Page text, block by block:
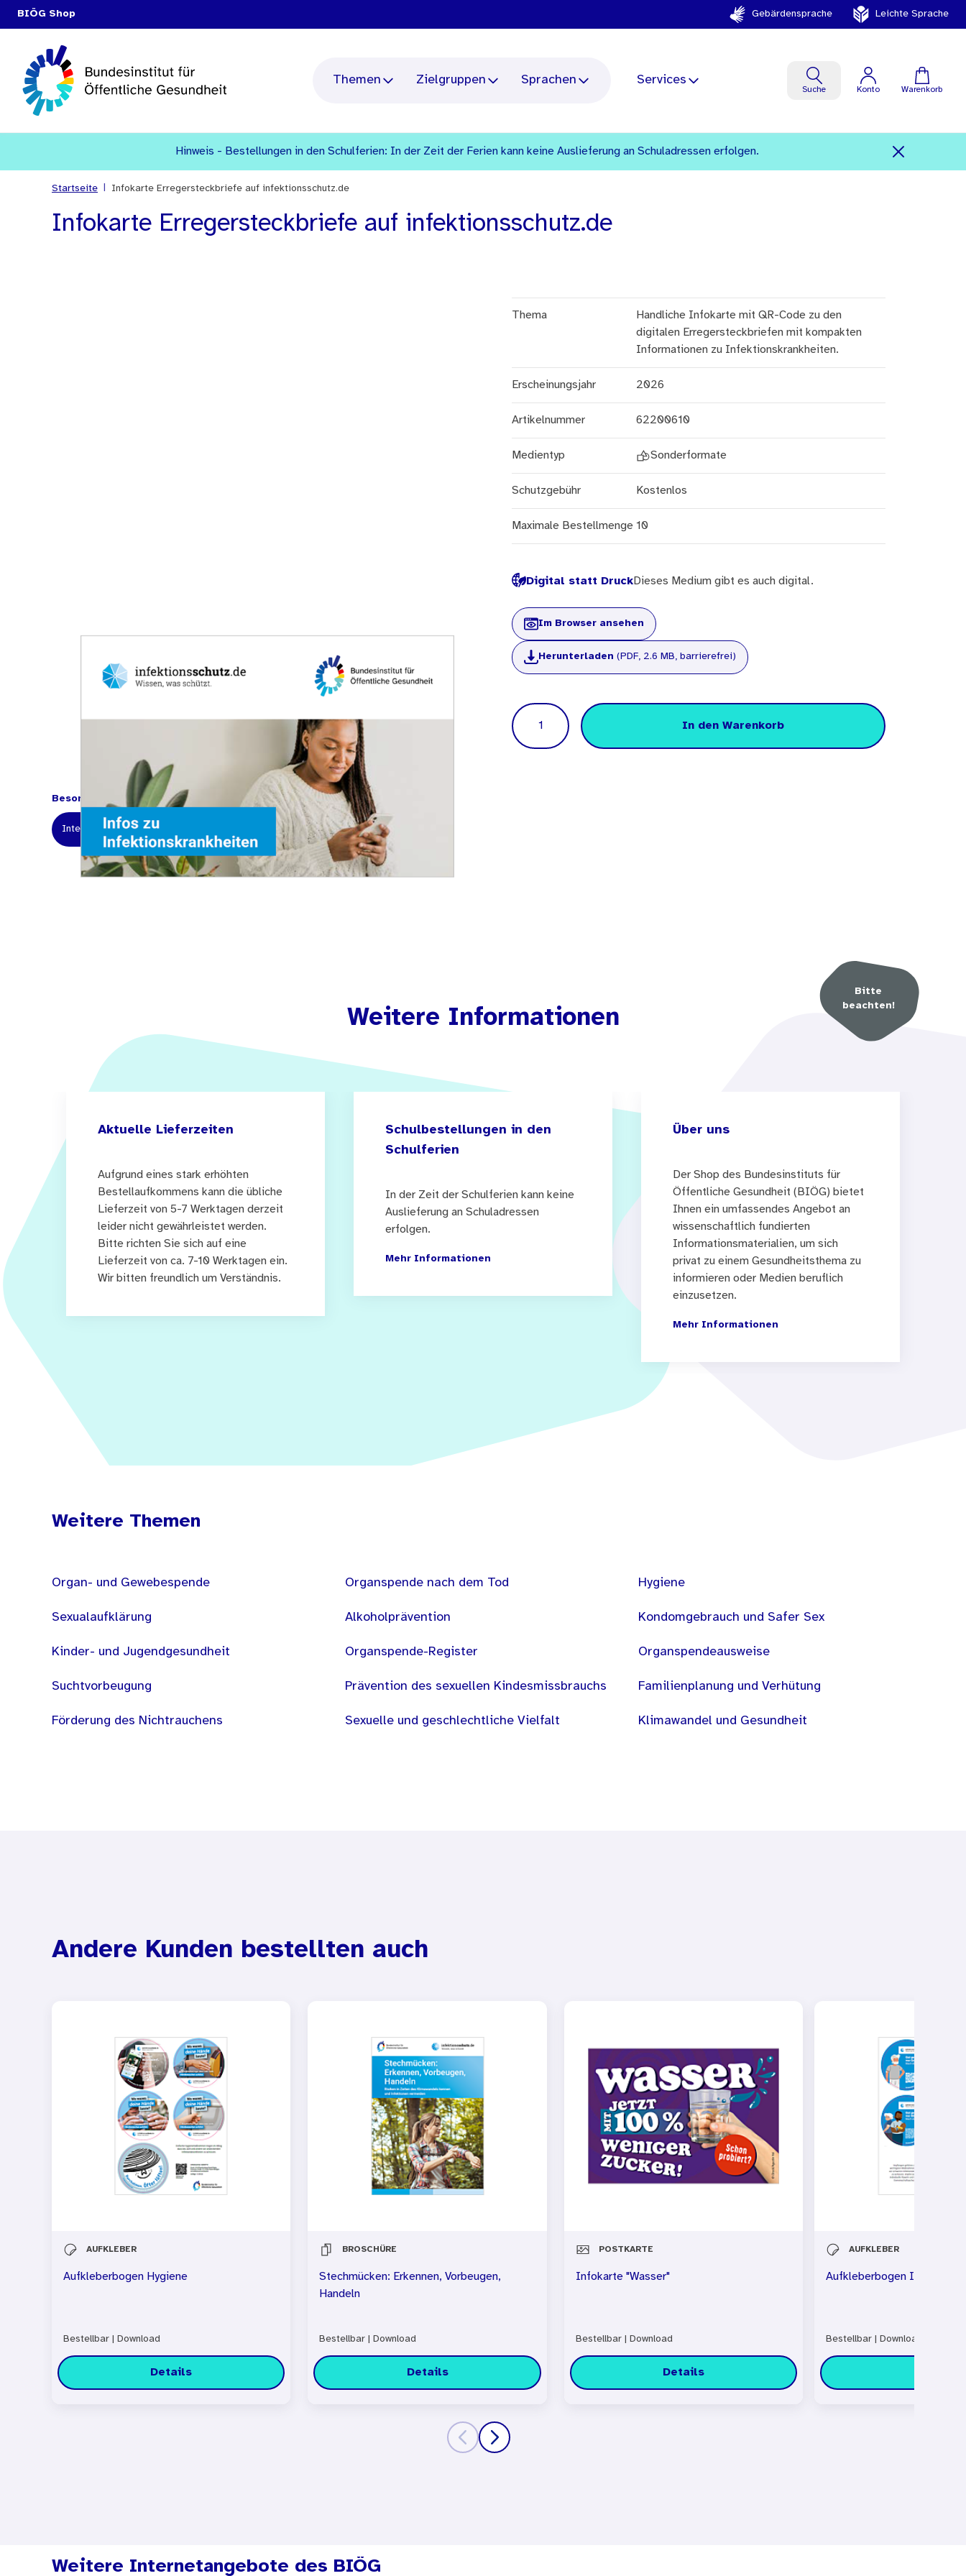
BIÖG Shop Gebärdensprache Leichte Sprache
Themen Zielgruppen Sprachen Services
Suche Konto Warenkorb
Hinweis - Bestellungen in den Schulferien: In der Zeit der Ferien kann keine Auslieferung an Schuladressen erfolgen.
Startseite Infokarte Erregersteckbriefe auf infektionsschutz.de
Infokarte Erregersteckbriefe auf infektionsschutz.de
Thema
Handliche Infokarte mit QR-Code zu den
digitalen Erregersteckbriefen mit kompakten
Informationen zu Infektionskrankheiten.
Erscheinungsjahr 2026
Artikelnummer 62200610
Medientyp Sonderformate
Schutzgebühr Kostenlos
Maximale Bestellmenge 10
Digital statt DruckDieses Medium gibt es auch digital.
Im Browser ansehen
Herunterladen (PDF, 2.6 MB, barrierefrei)
Menge
In den Warenkorb
Besondere Empfehlung für:
Interessierte Bürgerinnen und Bürger Ärztinnen und Ärzte
Bitte
beachten!
Weitere Informationen
Aktuelle Lieferzeiten
Aufgrund eines stark erhöhten
Bestellaufkommens kann die übliche
Lieferzeit von 5-7 Werktagen derzeit
leider nicht gewährleistet werden.
Bitte richten Sie sich auf eine
Lieferzeit von ca. 7-10 Werktagen ein.
Wir bitten freundlich um Verständnis.
Schulbestellungen in den
Schulferien
In der Zeit der Schulferien kann keine
Auslieferung an Schuladressen
erfolgen.
Mehr Informationen
Über uns
Der Shop des Bundesinstituts für
Öffentliche Gesundheit (BIÖG) bietet
Ihnen ein umfassendes Angebot an
wissenschaftlich fundierten
Informationsmaterialien, um sich
privat zu einem Gesundheitsthema zu
informieren oder Medien beruflich
einzusetzen.
Mehr Informationen
Weitere Themen
Organ- und Gewebespende
Sexualaufklärung
Kinder- und Jugendgesundheit
Suchtvorbeugung
Förderung des Nichtrauchens
Organspende nach dem Tod
Alkoholprävention
Organspende-Register
Prävention des sexuellen Kindesmissbrauchs
Sexuelle und geschlechtliche Vielfalt
Hygiene
Kondomgebrauch und Safer Sex
Organspendeausweise
Familienplanung und Verhütung
Klimawandel und Gesundheit
Andere Kunden bestellten auch
AUFKLEBER
Aufkleberbogen Hygiene
Bestellbar Download
Details
BROSCHÜRE
Stechmücken: Erkennen, Vorbeugen,
Handeln
Bestellbar Download
Details
POSTKARTE
Infokarte "Wasser"
Bestellbar Download
Details
AUFKLEBER
Aufkleberbogen Impf-
Bestellbar Download
Weitere Internetangebote des BIÖG